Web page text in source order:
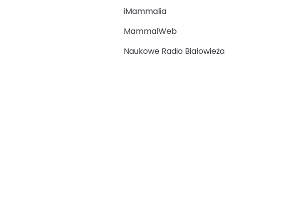
iMammalia
MammalWeb
Naukowe Radio Białowieża